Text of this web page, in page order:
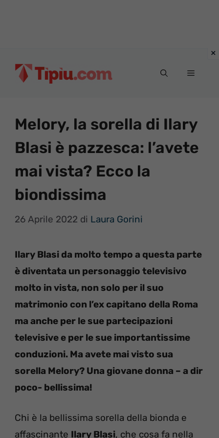
Menu
Melory, la sorella di Ilary
Blasi è pazzesca: l’avete
mai vista? Ecco la
biondissima
26 Aprile 2022 di Laura Gorini
Ilary Blasi da molto tempo a questa parte
è diventata un personaggio televisivo
molto in vista, non solo per il suo
matrimonio con l’ex capitano della Roma
ma anche per le sue partecipazioni
televisive e per le sue importantissime
conduzioni. Ma avete mai visto sua
sorella Melory? Una giovane donna – a dir
poco- bellissima!
Chi è la bellissima sorella della bionda e
affascinante Ilary Blasi, che cosa fa nella